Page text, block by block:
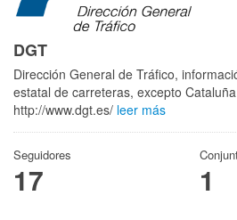
DGT
Dirección General de Tráfico,
estatal de carreteras, excepto
http://www.dgt.es/ leer más
Seguidores
17 1